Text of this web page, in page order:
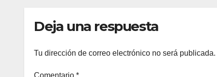
Deja una respuesta
Tu dirección de correo electrónico no será publicada.
Comentario *